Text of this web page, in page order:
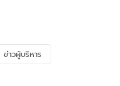
งประเทศ และเตรียมความพร้อม
ารเติบโตของเมือง รวมถึงการ
ตสาหกรรมแห่งอนาคต ตลอดจน
ทย์ความท้าทายจากวิกฤตการ
ข่าวผู้บริหาร